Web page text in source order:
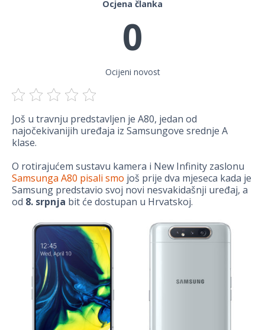
Ocjena članka
0
Ocijeni novost
Još u travnju predstavljen je A80, jedan od
najočekivanijih uređaja iz Samsungove srednje A
klase.
O rotirajućem sustavu kamera i New Infinity zaslonu
Samsunga A80 pisali smo još prije dva mjeseca kada je
Samsung predstavio svoj novi nesvakidašnji uređaj, a
od 8. srpnja bit će dostupan u Hrvatskoj.